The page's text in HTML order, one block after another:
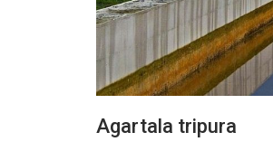
Agartala tripura